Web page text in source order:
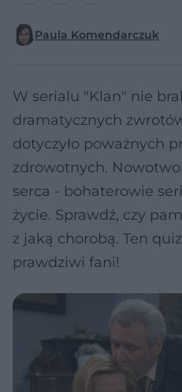
Paula Komendarczuk
W serialu "Klan" nie
dramatycznych
dotyczyło poważnych
zdrowotnych.
serca - bohaterowie
życie. Sprawdź, czy
z jaką chorobą. Ten
prawdziwi fani!